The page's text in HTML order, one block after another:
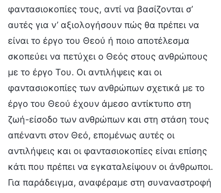
φαντασιοκοπίες τους, αντί να βασίζονται σ’
αυτές για ν’ αξιολογήσουν πώς θα πρέπει να
είναι το έργο του Θεού ή ποιο αποτέλεσμα
σκοπεύει να πετύχει ο Θεός στους ανθρώπους
με το έργο Του. Οι αντιλήψεις και οι
φαντασιοκοπίες των ανθρώπων σχετικά με το
έργο του Θεού έχουν άμεσο αντίκτυπο στη
ζωή-είσοδο των ανθρώπων και στη στάση τους
απέναντι στον Θεό, επομένως αυτές οι
αντιλήψεις και οι φαντασιοκοπίες είναι επίσης
κάτι που πρέπει να εγκαταλείψουν οι άνθρωποι.
Για παράδειγμα, αναφέραμε στη συναναστροφή